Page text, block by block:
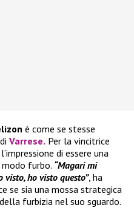
è come se stesse
Varrese. Per la vincitrice
di essere una
modo furbo. “Magari mi
visto, ho visto questo”, ha
se sia una mossa strategica
furbizia nel suo sguardo.